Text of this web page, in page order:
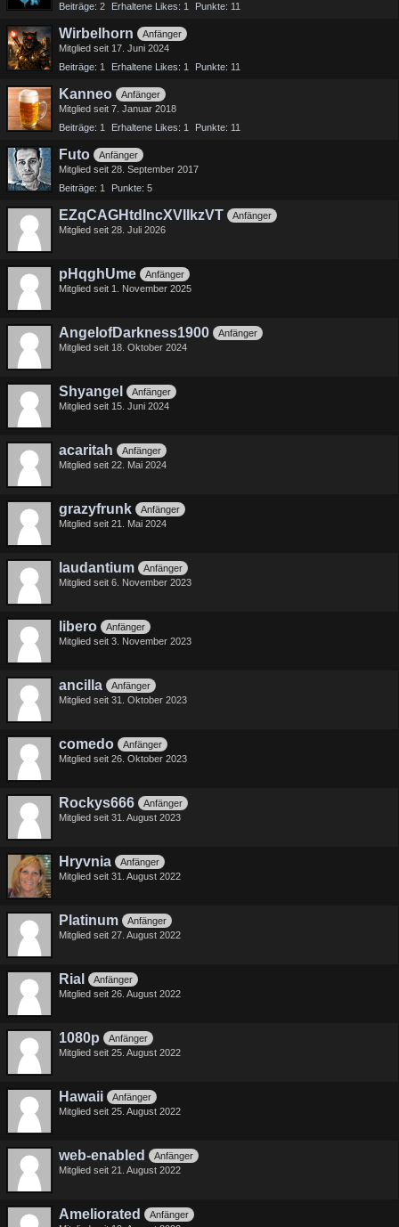
Beiträge 2 Erhaltene Likes 1 Punkte 11
Wirbelhorn
Anfänger
Mitglied seit 17. Juni 2024
Beiträge 1 Erhaltene Likes 1 Punkte 11
Kanneo
Anfänger
Mitglied seit 7. Januar 2018
Beiträge 1 Erhaltene Likes 1 Punkte 11
Futo
Anfänger
Mitglied seit 28. September 2017
Beiträge 1 Punkte 5
EZqCAGHtdIncXVIIkzVT
Anfänger
Mitglied seit 28. Juli 2026
pHqghUme
Anfänger
Mitglied seit 1. November 2025
AngelofDarkness1900
Anfänger
Mitglied seit 18. Oktober 2024
Shyangel
Anfänger
Mitglied seit 15. Juni 2024
acaritah
Anfänger
Mitglied seit 22. Mai 2024
grazyfrunk
Anfänger
Mitglied seit 21. Mai 2024
laudantium
Anfänger
Mitglied seit 6. November 2023
libero
Anfänger
Mitglied seit 3. November 2023
ancilla
Anfänger
Mitglied seit 31. Oktober 2023
comedo
Anfänger
Mitglied seit 26. Oktober 2023
Rockys666
Anfänger
Mitglied seit 31. August 2023
Hryvnia
Anfänger
Mitglied seit 31. August 2022
Platinum
Anfänger
Mitglied seit 27. August 2022
Rial
Anfänger
Mitglied seit 26. August 2022
1080p
Anfänger
Mitglied seit 25. August 2022
Hawaii
Anfänger
Mitglied seit 25. August 2022
web-enabled
Anfänger
Mitglied seit 21. August 2022
Ameliorated
Anfänger